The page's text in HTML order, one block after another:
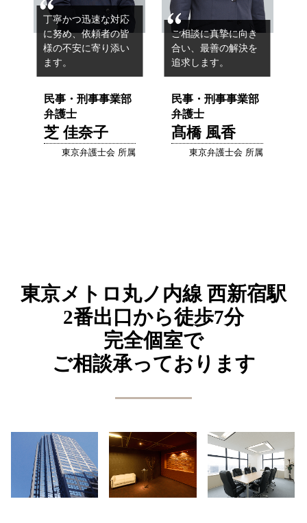
丁寧かつ迅速な対応
に努め、依頼者の皆
様の不安に寄り添い
ます。
民事・刑事事業部
弁護士
芝 佳奈子
東京弁護士会 所属
ご相談に真摯に向き
合い、 最善の解決を
追求します。
民事・刑事事業部
弁護士
髙橋 風香
東京弁護士会 所属
東京メトロ丸ノ内線 西新宿駅
2番出口から徒歩7分
完全個室で
ご相談承っております